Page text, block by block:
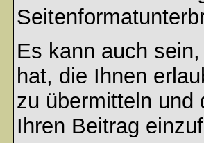
Es kann auch
hat, die Ihnen
zu übermitteln und
Ihren Beitrag